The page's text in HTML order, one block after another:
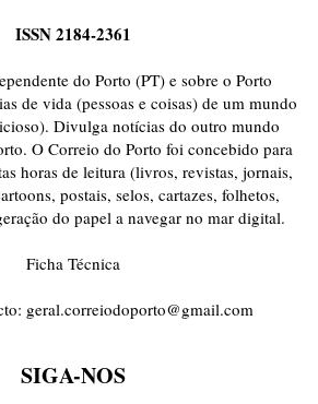
ISSN 2184-2361
do Porto (PT) e sobre o Porto
de vida (pessoas e coisas) de um mundo
Divulga notícias do outro mundo
O Correio do Porto foi concebido para
horas de leitura (livros, revistas, jornais,
postais, selos, cartazes, folhetos,
do papel a navegar no mar digital.
Ficha Técnica
geral.correiodoporto@gmail.com
SIGA-NOS